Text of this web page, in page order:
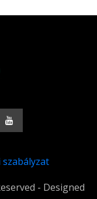
szabályzat
- Designed